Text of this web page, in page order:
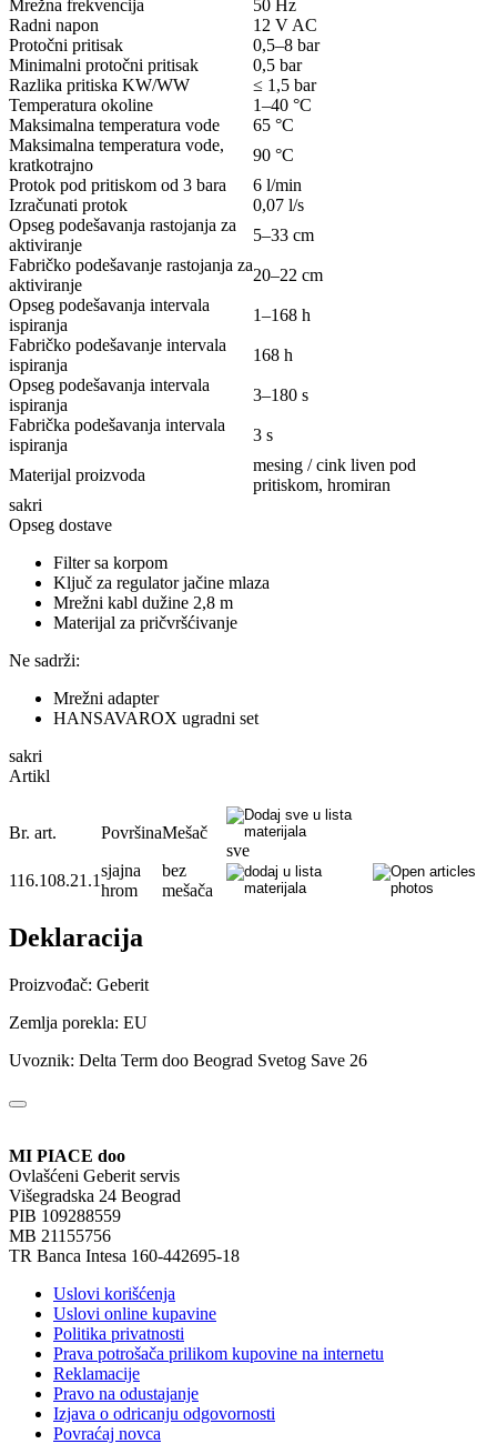
Mrežna frekvencija
50 Hz
Radni napon
12 V AC
Protočni pritisak
0,5–8 bar
Minimalni protočni pritisak
0,5 bar
Razlika pritiska KW/WW
≤ 1,5 bar
Temperatura okoline
1–40 °C
Maksimalna temperatura vode
65 °C
Maksimalna temperatura vode,
kratkotrajno
90 °C
Protok pod pritiskom od 3 bara
6 l/min
Izračunati protok
0,07 l/s
Opseg podešavanja rastojanja za
aktiviranje
5–33 cm
Fabričko podešavanje rastojanja za
aktiviranje
20–22 cm
Opseg podešavanja intervala
ispiranja
1–168 h
Fabričko podešavanje intervala
ispiranja
168 h
Opseg podešavanja intervala
ispiranja
3–180 s
Fabrička podešavanja intervala
ispiranja
3 s
Materijal proizvoda
mesing / cink liven pod
pritiskom, hromiran
sakri
Opseg dostave
Filter sa korpom
Ključ za regulator jačine mlaza
Mrežni kabl dužine 2,8 m
Materijal za pričvršćivanje
Ne sadrži:
Mrežni adapter
HANSAVAROX ugradni set
sakri
Artikl
Br. art. PovršinaMešač
sve
116.108.21.1
sjajna
hrom
bez
mešača
Deklaracija
Proizvođač: Geberit
Zemlja porekla: EU
Uvoznik: Delta Term doo Beograd Svetog Save 26
MI PIACE doo
Ovlašćeni Geberit servis
Višegradska 24 Beograd
PIB 109288559
MB 21155756
TR Banca Intesa 160-442695-18
Uslovi korišćenja
Uslovi online kupavine
Politika privatnosti
Prava potrošača prilikom kupovine na internetu
Reklamacije
Pravo na odustajanje
Izjava o odricanju odgovornosti
Povraćaj novca